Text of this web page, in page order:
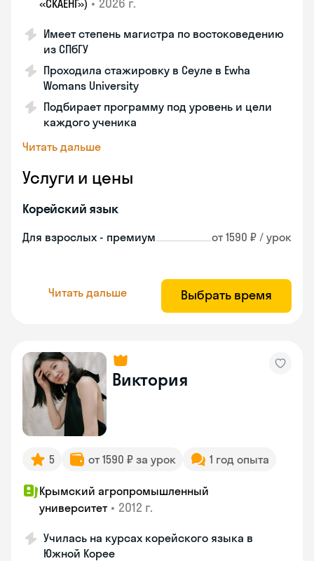
«СКАЕНГ»)
Имеет степень магистра по востоковедению
из СПбГУ
Проходила стажировку в Сеуле в Ewha
Womans University
Подбирает программу под уровень и цели
каждого ученика
Читать дальше
Услуги и цены
Корейский язык
Для взрослых - премиум от 1590 ₽ / урок
Читать дальше Выбрать время
Виктория
5 от 1590 ₽ за урок 1 год опыта
Крымский агропромышленный
университет • 2012 г.
Училась на курсах корейского языка в
Южной Корее